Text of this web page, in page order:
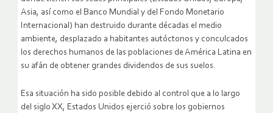
Asia, así como el Banco Mundial y del Fondo Monetario
Internacional) han destruido durante décadas el medio
ambiente, desplazado a habitantes autóctonos y conculcados
los derechos humanos de las poblaciones de América Latina en
su afán de obtener grandes dividendos de sus suelos.
Esa situación ha sido posible debido al control que a lo largo
del siglo XX, Estados Unidos ejerció sobre los gobiernos